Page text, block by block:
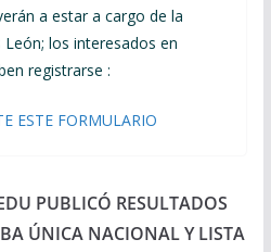
a estar a cargo de la
los interesados en
registrarse :
ESTE FORMULARIO
PUBLICÓ RESULTADOS
ÚNICA NACIONAL Y LISTA